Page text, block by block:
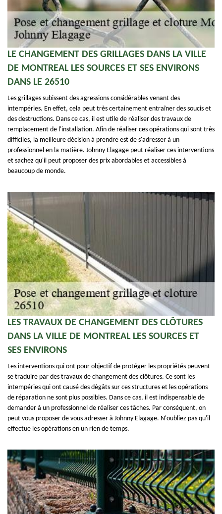
LE CHANGEMENT DES GRILLAGES DANS LA VILLE
DE MONTREAL LES SOURCES ET SES ENVIRONS
DANS LE 26510
Les grillages subissent des agressions considérables venant des
intempéries. En effet, cela peut très certainement entraîner des soucis et
des destructions. Dans ce cas, il est utile de réaliser des travaux de
remplacement de l'installation. Afin de réaliser ces opérations qui sont très
difficiles, la meilleure décision à prendre est de s'adresser à un
professionnel en la matière. Johnny Elagage peut réaliser ces interventions
et sachez qu'il peut proposer des prix abordables et accessibles à
beaucoup de monde.
LES TRAVAUX DE CHANGEMENT DES CLÔTURES
DANS LA VILLE DE MONTREAL LES SOURCES ET
SES ENVIRONS
Les interventions qui ont pour objectif de protéger les propriétés peuvent
se traduire par des travaux de changement des clôtures. Ce sont les
intempéries qui ont causé des dégâts sur ces structures et les opérations
de réparation ne sont plus possibles. Dans ce cas, il est indispensable de
demander à un professionnel de réaliser ces tâches. Par conséquent, on
peut vous proposer de vous adresser à Johnny Elagage. N'oubliez pas qu'il
effectue les opérations en un rien de temps.